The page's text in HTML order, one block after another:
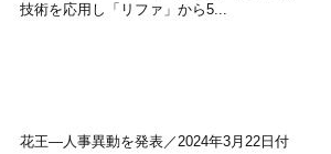
技術を応用し「リファ」から5...
花王―人事異動を発表／2024年3月22日付